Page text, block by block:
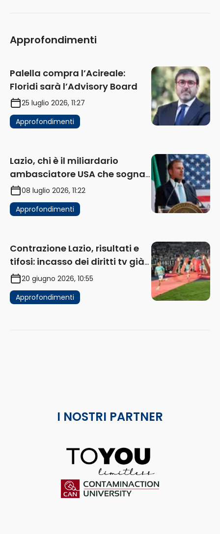
Approfondimenti
Palella compra l’Acireale:
Floridi sarà l’Advisory Board
25 luglio 2026, 11:27
Approfondimenti
Lazio, chi è il miliardario
ambasciatore USA che sogna
di acquistare un club in Italia
08 luglio 2026, 11:22
Approfondimenti
Contrazione Lazio, risultati e
tifosi: incasso dei diritti tv già
in flessione
20 giugno 2026, 10:55
Approfondimenti
I NOSTRI PARTNER
ToYou